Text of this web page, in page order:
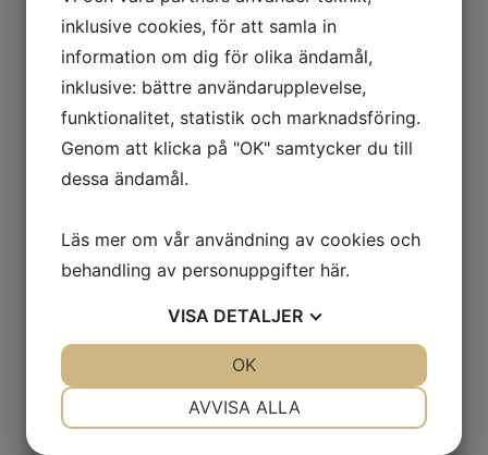
Förvaringsskåp
1800x800x400,
grå
mängd
Lägg till i varukorg
Artikelnr: 25596 Kategorier:Höga skåp,Industri &
Verkstad ,Verkstad- Förvaringsskåp
Beskrivning
● HxBxD 1800x800x400 mm
● Levereras med 4 hyllplan
● Max last 50 kg/hylla
● Färg blå
inklusive cookies, för att samla in
information om dig för olika ändamål,
inklusive: bättre användarupplevelse,
funktionalitet, statistik och marknadsföring.
Genom att klicka på "OK" samtycker du till
dessa ändamål.
Läs mer om vår användning av cookies och
behandling av personuppgifter här.
VISA DETALJER
AVVISA ALLA
OK